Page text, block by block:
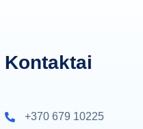
Kontaktai
+370 679 10225